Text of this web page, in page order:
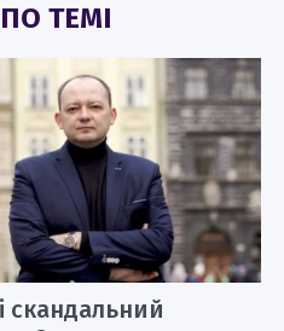
ПО ТЕМІ
скандальний